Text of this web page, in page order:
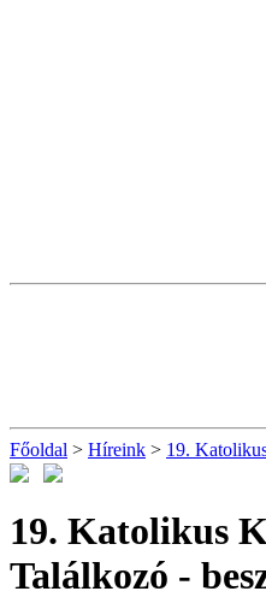
Főoldal > Híreink > 19.
19. Katolikus
Találkozó -